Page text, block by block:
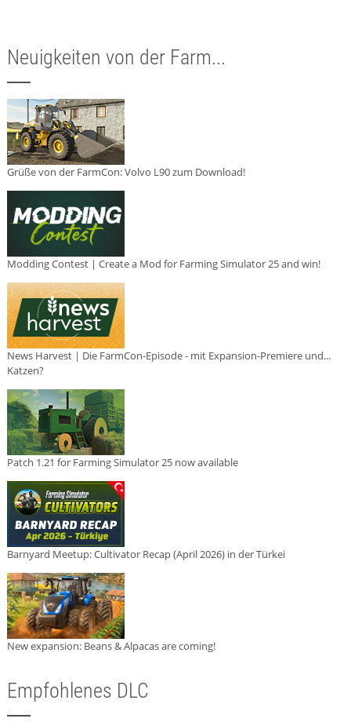
Neuigkeiten von der Farm...
Grüße von der FarmCon: Volvo L90 zum Download!
Modding Contest | Create a Mod for Farming Simulator 25 and win!
News Harvest | Die FarmCon-Episode - mit Expansion-Premiere und...
Katzen?
Patch 1.21 for Farming Simulator 25 now available
Barnyard Meetup: Cultivator Recap (April 2026) in der Türkei
New expansion: Beans & Alpacas are coming!
Empfohlenes DLC